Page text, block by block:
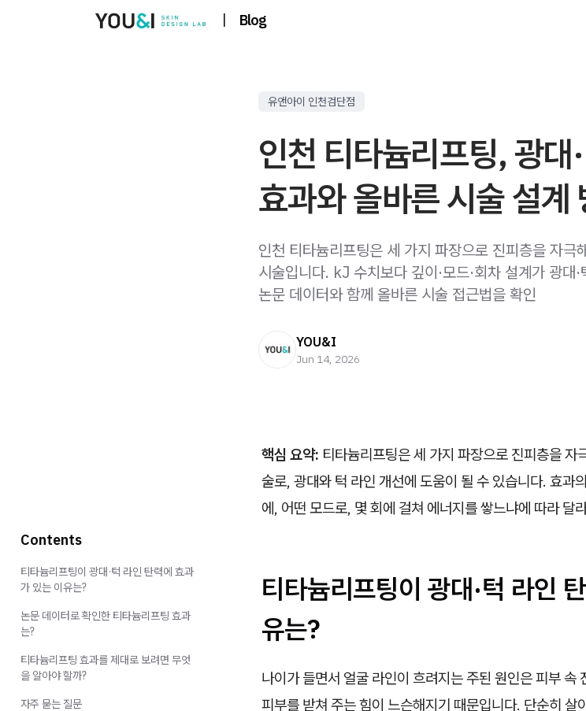
| Blog
유앤아이 인천검단점
인천 티타늄리프팅, 광대
효과와 올바른 시술 설계
인천 티타늄리프팅은 세 가지 파장으로 진피층을 자극
시술입니다. kJ 수치보다 깊이·모드·회차 설계가 광대
논문 데이터와 함께 올바른 시술 접근법을 확인
YOU&I
Jun 14, 2026
핵심 요약: 티타늄리프팅은 세 가지 파장으로 진피층을 자
술로, 광대와 턱 라인 개선에 도움이 될 수 있습니다. 효과
에, 어떤 모드로, 몇 회에 걸쳐 에너지를 쌓느냐에 따라 달
티타늄리프팅이 광대·턱 라인
유는?
나이가 들면서 얼굴 라인이 흐려지는 주된 원인은 피부 속
피부를 받쳐 주는 힘이 느슨해지기 때문입니다. 단순히 살
Contents
티타늄리프팅이 광대·턱 라인 탄력에 효과
가 있는 이유는?
논문 데이터로 확인한 티타늄리프팅 효과
는?
티타늄리프팅 효과를 제대로 보려면 무엇
을 알아야 할까?
자주 묻는 질문